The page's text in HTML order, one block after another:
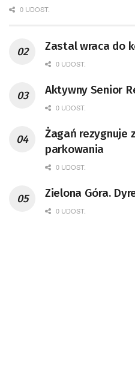
0 UDOST.
Zastal wraca do
0 UDOST.
Aktywny Senior
0 UDOST.
Żagań rezygnuje
parkowania
0 UDOST.
Zielona Góra.
0 UDOST.